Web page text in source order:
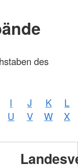
des
I J K
L
U V W X